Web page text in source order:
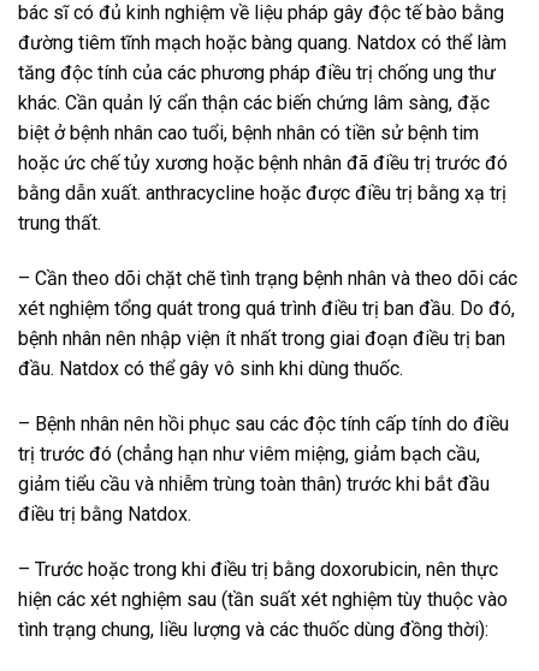
bác sĩ có đủ kinh nghiệm về liệu pháp gây độc tế bào bằng
đường tiêm tĩnh mạch hoặc bàng quang. Natdox có thể làm
tăng độc tính của các phương pháp điều trị chống ung thư
khác. Cần quản lý cẩn thận các biến chứng lâm sàng, đặc
biệt ở bệnh nhân cao tuổi, bệnh nhân có tiền sử bệnh tim
hoặc ức chế tủy xương hoặc bệnh nhân đã điều trị trước đó
bằng dẫn xuất. anthracycline hoặc được điều trị bằng xạ trị
trung thất.
– Cần theo dõi chặt chẽ tình trạng bệnh nhân và theo dõi các
xét nghiệm tổng quát trong quá trình điều trị ban đầu. Do đó,
bệnh nhân nên nhập viện ít nhất trong giai đoạn điều trị ban
đầu. Natdox có thể gây vô sinh khi dùng thuốc.
– Bệnh nhân nên hồi phục sau các độc tính cấp tính do điều
trị trước đó (chẳng hạn như viêm miệng, giảm bạch cầu,
giảm tiểu cầu và nhiễm trùng toàn thân) trước khi bắt đầu
điều trị bằng Natdox.
– Trước hoặc trong khi điều trị bằng doxorubicin, nên thực
hiện các xét nghiệm sau (tần suất xét nghiệm tùy thuộc vào
tình trạng chung, liều lượng và các thuốc dùng đồng thời):